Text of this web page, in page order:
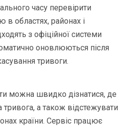
часу перевірити
в областях, районах і
з офіційної системи
оновлюються після
тривоги.
можна швидко дізнатися, де
тривога, а також відстежувати
країни. Сервіс працює